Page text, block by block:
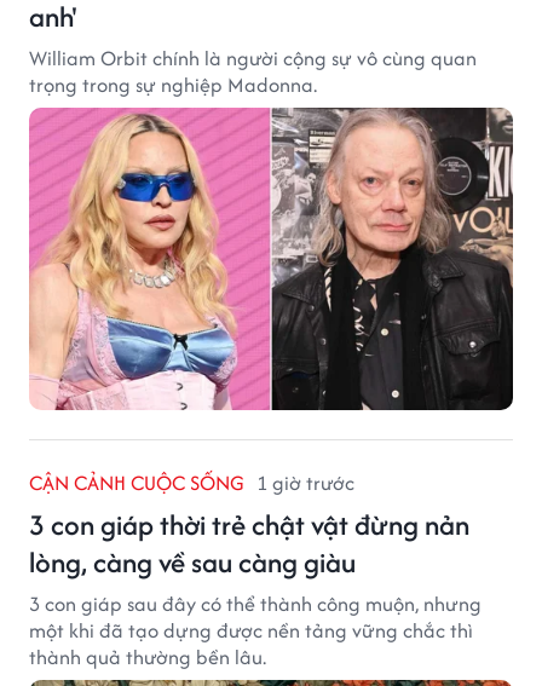
anh'
William Orbit chính là người cộng sự vô cùng quan
trọng trong sự nghiệp Madonna.
CẬN CẢNH CUỘC SỐNG 1 giờ trước
3 con giáp thời trẻ chật vật đừng nản
lòng, càng về sau càng giàu
3 con giáp sau đây có thể thành công muộn, nhưng
một khi đã tạo dựng được nền tảng vững chắc thì
thành quả thường bền lâu.